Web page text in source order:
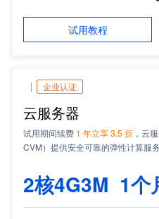
适用人群：中小企业
如需备案，请保持服务
试用教程
企业认证
云服务器
试用期间续费 1 年立享 3.5 折 ，云
CVM）提供安全可靠的弹性计算服务
2核4G3M 1个